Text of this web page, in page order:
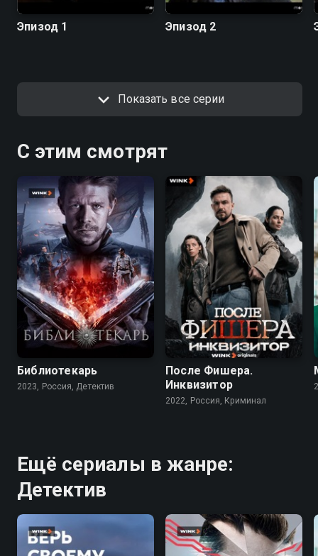
Эпизод 1 Эпизод 2
Показать все серии
С этим смотрят
7.5
Библиотекарь
2023, Россия, Детектив
7.9 6.8
После Фишера.
Инквизитор
2022, Россия, Криминал
Ещё сериалы в жанре:
Детектив